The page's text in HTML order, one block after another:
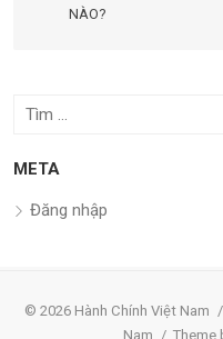
NÀO?
Tìm
quả
META
Đăng nhập
© 2026 Hành Chính Việt Nam /
Nam / Theme